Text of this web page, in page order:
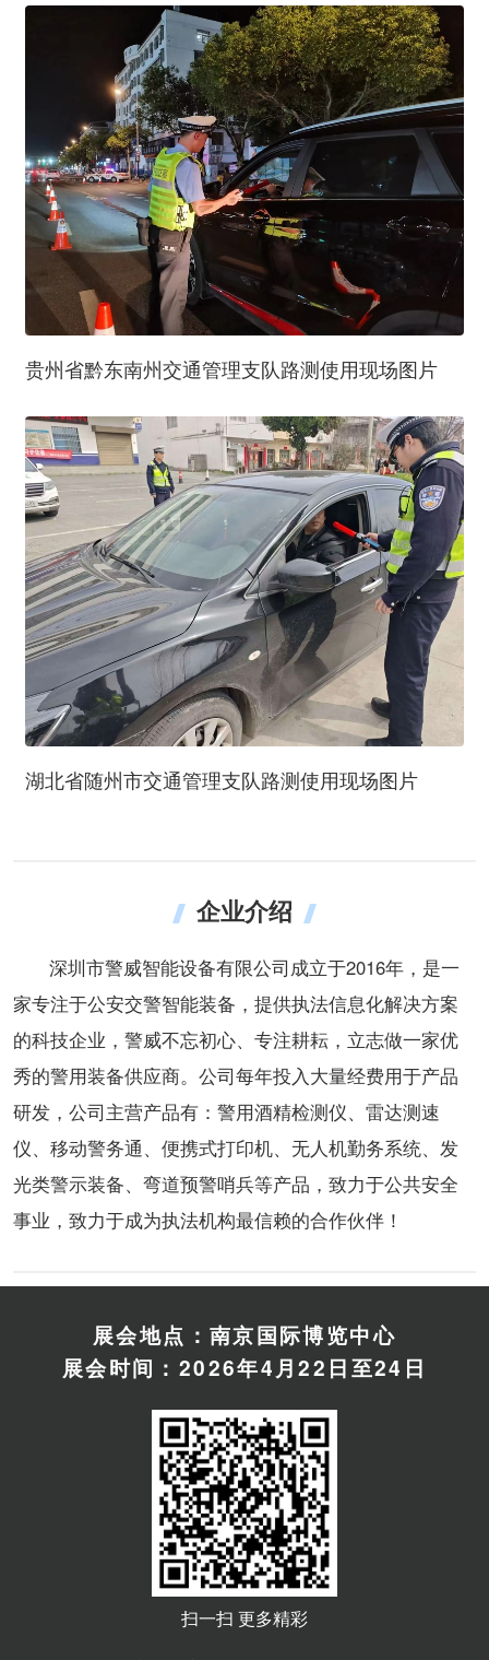
贵州省黔东南州交通管理支队路测使用现场图片
湖北省随州市交通管理支队路测使用现场图片
企业介绍
深圳市警威智能设备有限公司成立于2016年，是一
家专注于公安交警智能装备，提供执法信息化解决方案
的科技企业，警威不忘初心、专注耕耘，立志做一家优
秀的警用装备供应商。公司每年投入大量经费用于产品
研发，公司主营产品有：警用酒精检测仪、雷达测速
仪、移动警务通、便携式打印机、无人机勤务系统、发
光类警示装备、弯道预警哨兵等产品，致力于公共安全
事业，致力于成为执法机构最信赖的合作伙伴！
展会地点：南京国际博览中心
展会时间：2026年4月22日至24日
扫一扫 更多精彩